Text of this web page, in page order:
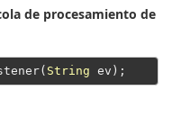
de procesamiento de
String